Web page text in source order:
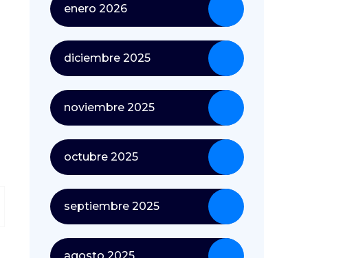
enero 2026
diciembre 2025
noviembre 2025
octubre 2025
septiembre 2025